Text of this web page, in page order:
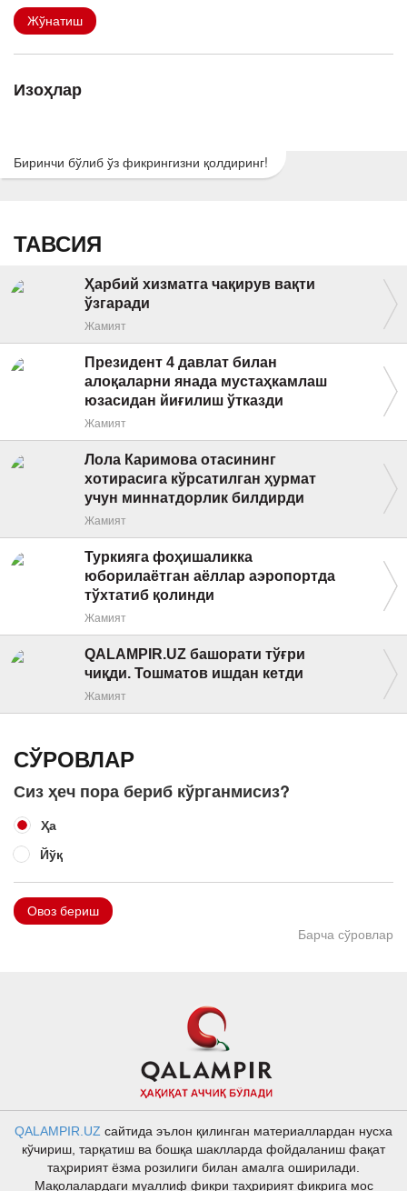
Жўнатиш
Изоҳлар
Биринчи бўлиб ўз фикрингизни қолдиринг!
ТАВСИЯ
Ҳарбий хизматга чақирув вақти
ўзгаради
Жамият
Президент 4 давлат билан
алоқаларни янада мустаҳкамлаш
юзасидан йиғилиш ўтказди
Жамият
Лола Каримова отасининг
хотирасига кўрсатилган ҳурмат
учун миннатдорлик билдирди
Жамият
Туркияга фоҳишаликка
юборилаётган аёллар аэропортда
тўхтатиб қолинди
Жамият
QALAMPIR.UZ башорати тўғри
чиқди. Тошматов ишдан кетди
Жамият
СЎРОВЛАР
Сиз ҳеч пора бериб кўрганмисиз?
Ҳа
Йўқ
Овоз бериш
Барча сўровлар
QALAMPIR.UZ сайтида эълон қилинган материаллардан нусха
кўчириш, тарқатиш ва бошқа шаклларда фойдаланиш фақат
таҳририят ёзма розилиги билан амалга оширилади.
Мақолалардаги муаллиф фикри таҳририят фикрига мос